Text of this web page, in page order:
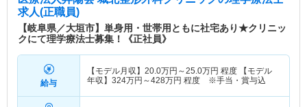
求人(正職員)
【岐阜県／大垣市】単身用・世帯用ともに社宅あり★クリニッ
クにて理学療法士募集！《正社員》
給与
【モデル月収】 20.0万円～25.0万円 程度 【モデル
年収】 324万円～428万円 程度 ※手当・賞与込